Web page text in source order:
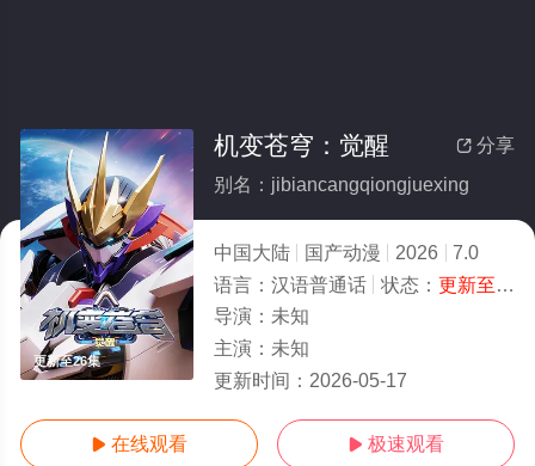
更新至26集
 分享
机变苍穹：觉醒
别名：jibiancangqiongjuexing
中国大陆 国产动漫 2026
7.0
语言： 汉语普通话 状态： 更新至26集
导演： 未知
主演： 未知
更新时间： 2026-05-17
 在线观看  极速观看